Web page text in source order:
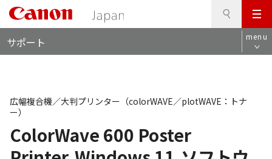
メ
ニ
ュ
サポート menu
ColorWave 600 Poster
広幅複合機／大判プリンター（colorWAVE／plotWAVE：トナ
ー）